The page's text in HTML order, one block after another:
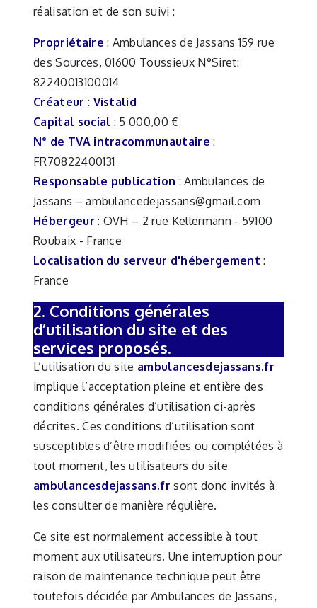
réalisation et de son suivi :
Propriétaire : Ambulances de Jassans 159 rue
des Sources, 01600 Toussieux N°Siret:
82240013100014
Créateur : Vistalid
Capital social : 5 000,00 €
N° de TVA intracommunautaire :
FR70822400131
Responsable publication : Ambulances de
Jassans – ambulancedejassans@gmail.com
Hébergeur : OVH – 2 rue Kellermann - 59100
Roubaix - France
Localisation du serveur d'hébergement :
France
2. Conditions générales
d’utilisation du site et des
services proposés.
L’utilisation du site ambulancesdejassans.fr
implique l’acceptation pleine et entière des
conditions générales d’utilisation ci-après
décrites. Ces conditions d’utilisation sont
susceptibles d’être modifiées ou complétées à
tout moment, les utilisateurs du site
ambulancesdejassans.fr sont donc invités à
les consulter de manière régulière.
Ce site est normalement accessible à tout
moment aux utilisateurs. Une interruption pour
raison de maintenance technique peut être
toutefois décidée par Ambulances de Jassans,